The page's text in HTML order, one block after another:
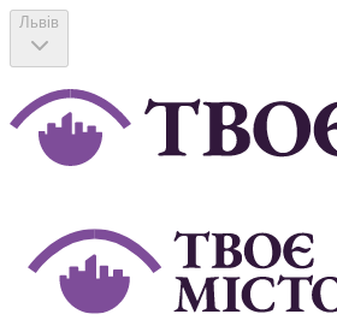
Львів